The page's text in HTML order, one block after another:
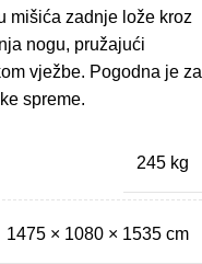
mišića zadnje lože kroz
nogu, pružajući
vježbe. Pogodna je za
spreme.
245 kg
1475 × 1080 × 1535 cm